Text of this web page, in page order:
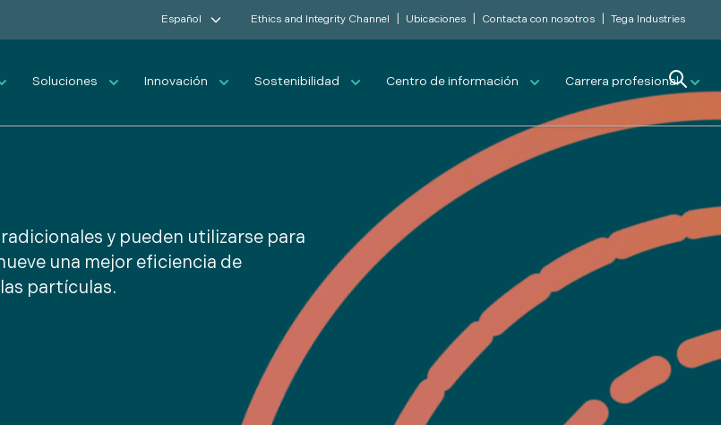
Español Ethics and Integrity Channel Ubicaciones Contacta con nosotros Tega Industries
Soluciones Innovación Sostenibilidad Centro de información Carrera profesionalSearch
y pueden utilizarse para
una mejor eficiencia de
partículas.